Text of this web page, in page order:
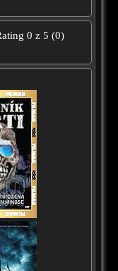
0 z 5 (0)